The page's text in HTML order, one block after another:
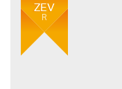
ZEV
R